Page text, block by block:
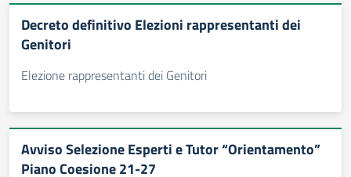
Decreto definitivo Elezioni rappresentanti dei
Genitori
Elezione rappresentanti dei Genitori
Avviso Selezione Esperti e Tutor “Orientamento”
Piano Coesione 21-27